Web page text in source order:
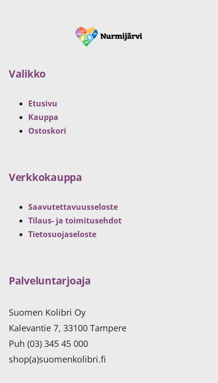
Valikko
Etusivu
Kauppa
Ostoskori
Verkkokauppa
Saavutettavuusseloste
Tilaus- ja toimitusehdot
Tietosuojaseloste
Palveluntarjoaja
Suomen Kolibri Oy
Kalevantie 7, 33100 Tampere
Puh (03) 345 45 000
shop(a)suomenkolibri.fi